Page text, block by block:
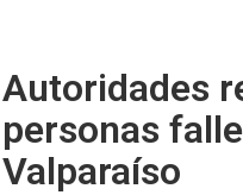
Autoridades
personas
Valparaíso